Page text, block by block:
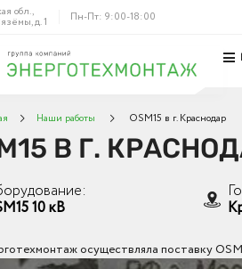
обл.,
д. 1 Пн-Пт: 9:00-18:00
Наши работы OSM15 в г. Краснодар
В Г.
10 кВ
осуществляла поставку